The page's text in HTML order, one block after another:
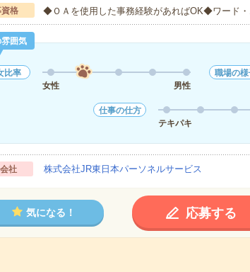
資格 ◆ＯＡを使用した事務経験があればOK◆ワード
囲気
比率
女性
男性
職場の様
仕事の仕方
テキパキ
社 株式会社JR東日本パーソネルサービス
気になる！ 応募する